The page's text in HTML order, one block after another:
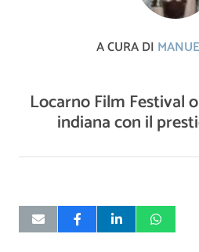
A CURA DI
Locarno Film Festival
indiana con il